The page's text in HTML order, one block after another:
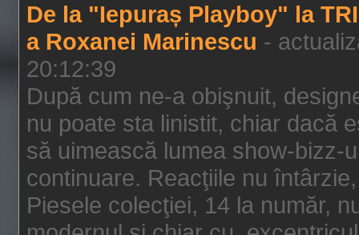
De la "Iepuraș Playboy" la
a Roxanei Marinescu -
20:12:39
După cum ne-a obişnuit,
nu poate sta linistit, chiar dacă
să uimească lumea show-bizz-
continuare. Reacţiile nu
Piesele colecţiei, 14 la număr,